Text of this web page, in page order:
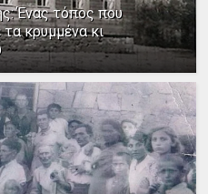
Ένας τόπος που
τα κρυμμένα κι